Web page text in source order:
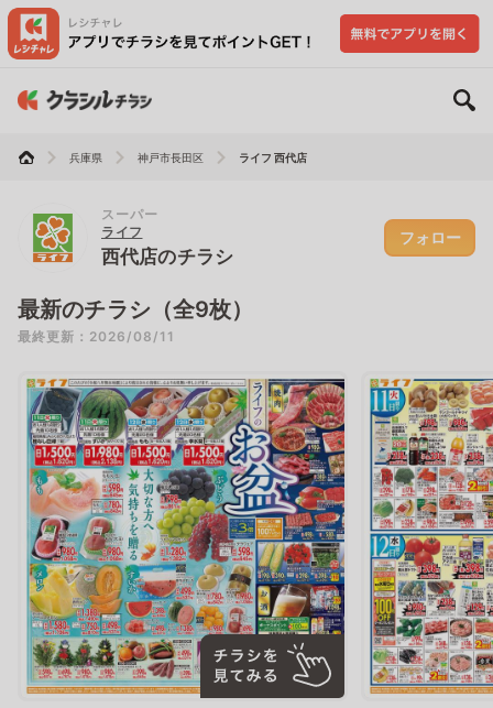
兵庫県 神戸市長田区 ライフ 西代店
スーパー
ライフ
西代店のチラシ
フォロー
最新のチラシ（全9枚）
最終更新：2026/08/11